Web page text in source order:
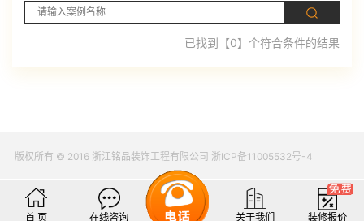
已找到【0】个符合条件的结果
版权所有 © 2016 浙江铭品装饰工程有限公司 浙ICP备11005532号-4
首 页 在线咨询 关于我们 装修报价